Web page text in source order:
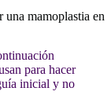
una mamoplastia en
para hacer
inicial y no